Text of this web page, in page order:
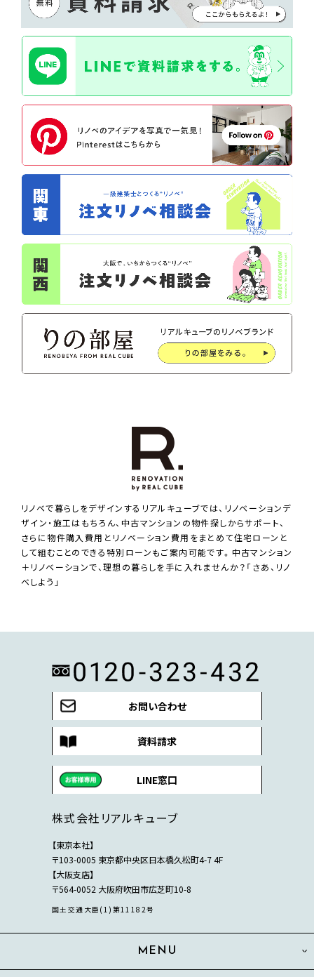
リノベで暮らしをデザインするリアルキューブでは、リノベーションデ
ザイン・施工はもちろん、中古マンションの物件探しからサポート、
さらに物件購入費用とリノベーション費用をまとめて住宅ローンと
して組むことのできる特別ローンもご案内可能です。中古マンション
＋リノベーションで、理想の暮らしを手に入れませんか？「さあ、リノ
ベしよう」
お問い合わせ
資料請求
LINE窓口
株式会社リアルキューブ
【東京本社】
〒103-0005 東京都中央区日本橋久松町4-7 4F
【大阪支店】
〒564-0052 大阪府吹田市広芝町10-8
国土交通大臣(1)第11182号
MENU